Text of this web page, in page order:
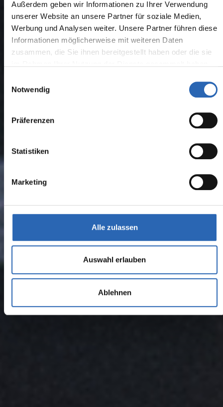
Außerdem geben wir Informationen zu Ihrer Verwendung
unserer Website an unsere Partner für soziale Medien,
Werbung und Analysen weiter. Unsere Partner führen diese
Informationen möglicherweise mit weiteren Daten
zusammen, die Sie ihnen bereitgestellt haben oder die sie
Notwendig
Präferenzen
Statistiken
Marketing
Alle zulassen
Auswahl erlauben
Ablehnen